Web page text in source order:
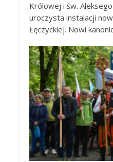
Królowej i św.
uroczysta instalacji
Łęczyckiej. Nowi